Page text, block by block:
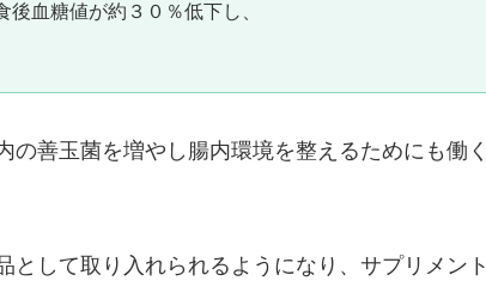
血糖値が約３０％低下し、
善玉菌を増やし腸内環境を整えるためにも働く
して取り入れられるようになり、サプリメント